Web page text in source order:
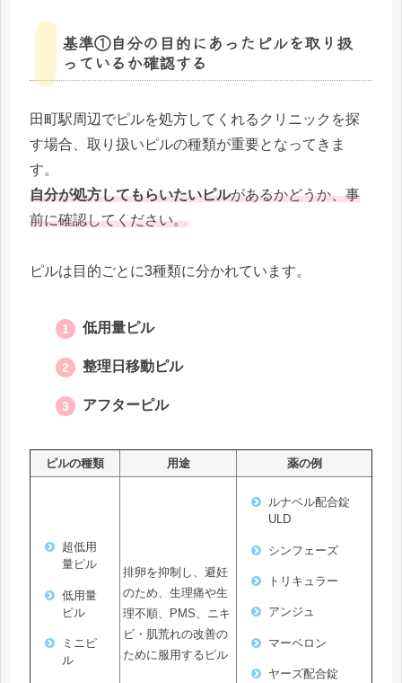
基準①自分の目的にあったピルを取り扱
っているか確認する
田町駅周辺でピルを処方してくれるクリニックを探
す場合、取り扱いピルの種類が重要となってきま
す。
自分が処方してもらいたいピルがあるかどうか、事
前に確認してください。
ピルは目的ごとに3種類に分かれています。
低用量ピル
整理日移動ピル
アフターピル
ピルの種類 用途 薬の例
超低用
量ピル
低用量
ピル
ミニピ
ル
排卵を抑制し、避妊
のため、生理痛や生
理不順、PMS、ニキ
ビ・肌荒れの改善の
ために服用するピル
ルナベル配合錠
ULD
シンフェーズ
トリキュラー
アンジュ
マーベロン
ヤーズ配合錠